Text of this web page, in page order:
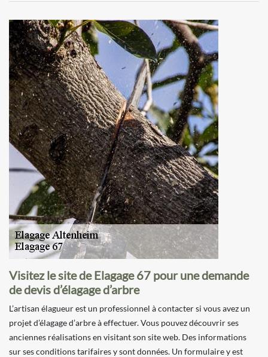
Visitez le site de Elagage 67 pour une demande
de devis d’élagage d’arbre
L’artisan élagueur est un professionnel à contacter si vous avez un
projet d’élagage d’arbre à effectuer. Vous pouvez découvrir ses
anciennes réalisations en visitant son site web. Des informations
sur ses conditions tarifaires y sont données. Un formulaire y est